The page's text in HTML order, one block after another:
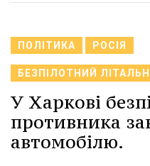
ПОЛІТИКА РОСІЯ
БЕЗПІЛОТНИЙ
У Харкові
противника
автомобілю.